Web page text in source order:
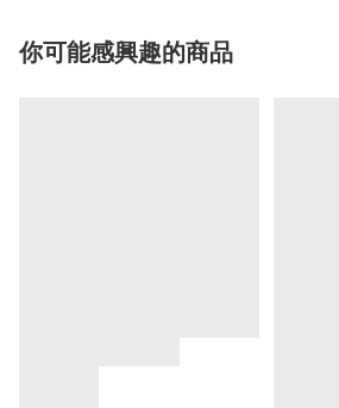
你可能感興趣的商品